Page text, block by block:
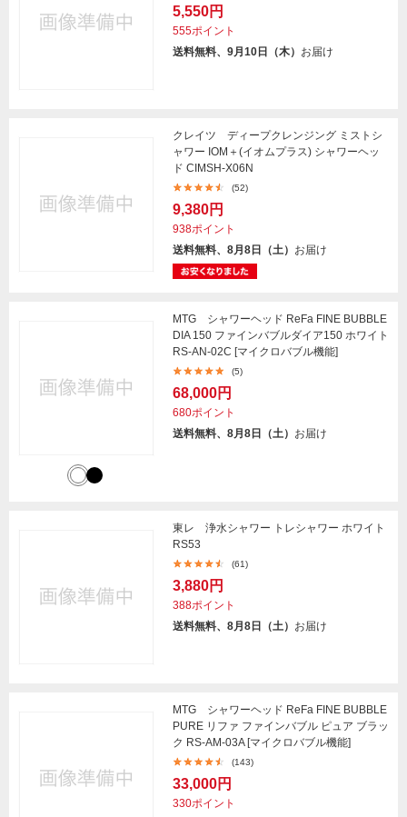
5,550円
555ポイント
送料無料、9月10日（木） お届け
クレイツ ディープクレンジング ミストシ
ャワー IOM＋(イオムプラス) シャワーヘッ
ド CIMSH-X06N
(52)
9,380円
938ポイント
送料無料、8月8日（土） お届け
MTG シャワーヘッド ReFa FINE BUBBLE
DIA 150 ファインバブルダイア150 ホワイト
RS-AN-02C [マイクロバブル機能]
(5)
68,000円
680ポイント
送料無料、8月8日（土） お届け
東レ 浄水シャワー トレシャワー ホワイト
RS53
(61)
3,880円
388ポイント
送料無料、8月8日（土） お届け
MTG シャワーヘッド ReFa FINE BUBBLE
PURE リファ ファインバブル ピュア ブラッ
ク RS-AM-03A [マイクロバブル機能]
(143)
33,000円
330ポイント